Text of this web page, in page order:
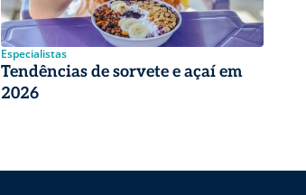
Especialistas
Tendências de sorvete e açaí em
2026